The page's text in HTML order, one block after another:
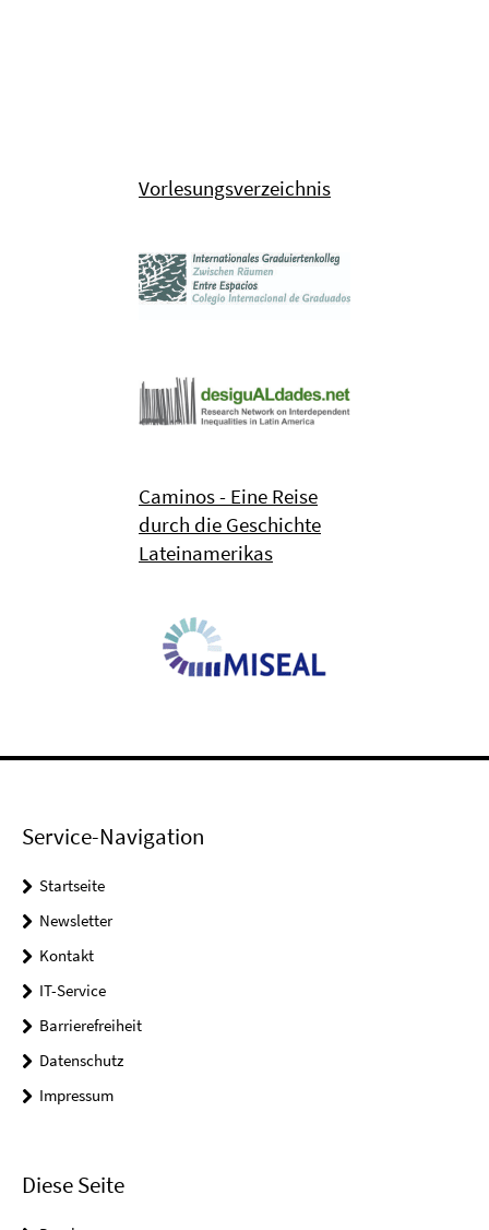
Vorlesungsverzeichnis
Caminos - Eine Reise
durch die Geschichte
Lateinamerikas
Service-Navigation
Startseite
Newsletter
Kontakt
IT-Service
Barrierefreiheit
Datenschutz
Impressum
Diese Seite